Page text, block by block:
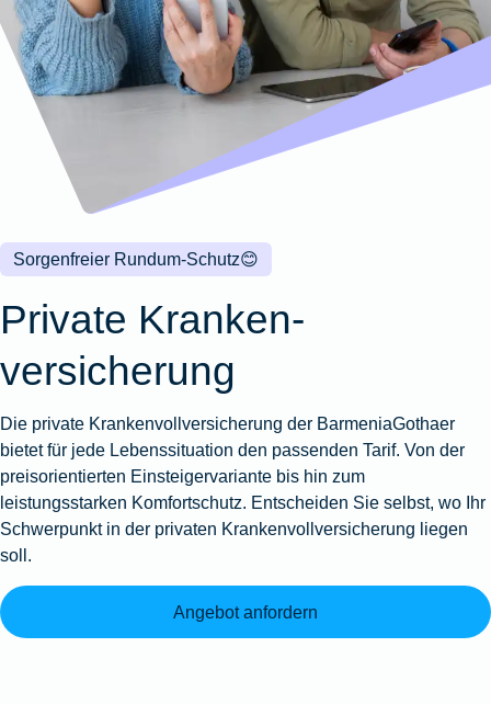
Wohnungsschutzbrief
Zur
Produktübersicht
Gewässerschadenhaftpflicht
Zur
Produktübersicht
Reisehaftpflichtversicherung
Produktübersicht
Zur
Produktübersicht
Zur
Produktübersicht
Zur
Produktübersicht
Montageversicherung
Zur
Gruppenunfall für
Betriebe
Produktübersicht
Kunstversicherung
Ausstellungsversicherung
Oldtimersammlungsversicherung
Zur
😊
Sorgenfreier Rundum-Schutz
Private Kranken­
versicherung
Die private Krankenvollversicherung der BarmeniaGothaer
bietet für jede Lebenssituation den passenden Tarif. Von der
preisorientierten Einsteigervariante bis hin zum
leistungsstarken Komfortschutz. Entscheiden Sie selbst, wo Ihr
Schwerpunkt in der privaten Krankenvollversicherung liegen
soll.
Angebot anfordern